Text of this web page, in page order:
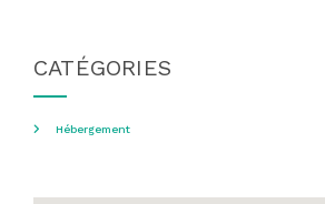
CATÉGORIES
Hébergement